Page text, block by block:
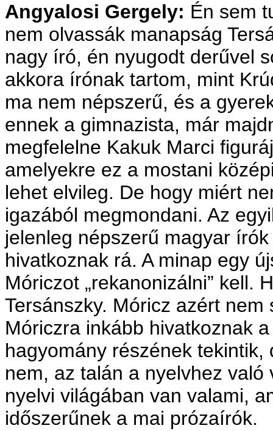
Angyalosi Gergely: Én sem
nem olvassák manapság
nagy író, én nyugodt derűvel
akkora írónak tartom, mint
ma nem népszerű, és a
ennek a gimnazista, már
megfelelne Kakuk Marci
amelyekre ez a mostani
lehet elvileg. De hogy miért
igazából megmondani. Az
jelenleg népszerű magyar
hivatkoznak rá. A minap egy
Móriczot „rekanonizálni” kell.
Tersánszky. Móricz azért
Móriczra inkább hivatkoznak
hagyomány részének
nem, az talán a nyelvhez
nyelvi világában van valami,
időszerűnek a mai prózaírók.